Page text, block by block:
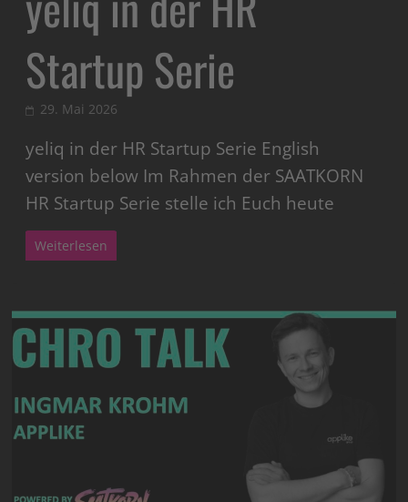
Startup Serie
29. Mai 2026
yeliq in der HR Startup Serie English
version below Im Rahmen der SAATKORN
HR Startup Serie stelle ich Euch heute
Weiterlesen